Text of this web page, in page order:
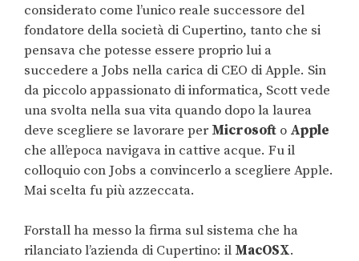
considerato come l’unico reale successore del
fondatore della società di Cupertino, tanto che si
pensava che potesse essere proprio lui a
succedere a Jobs nella carica di CEO di Apple. Sin
da piccolo appassionato di informatica, Scott vede
una svolta nella sua vita quando dopo la laurea
deve scegliere se lavorare per Microsoft o Apple
che all’epoca navigava in cattive acque. Fu il
colloquio con Jobs a convincerlo a scegliere Apple.
Mai scelta fu più azzeccata.
Forstall ha messo la firma sul sistema che ha
rilanciato l’azienda di Cupertino: il MacOSX.